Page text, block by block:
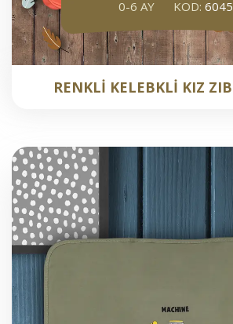
0-6 AY KOD: 6045
RENKLİ KELEBKLİ KIZ